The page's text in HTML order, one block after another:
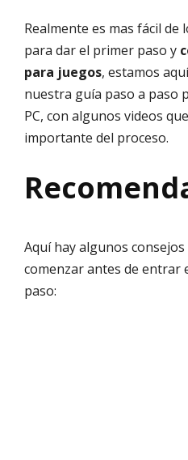
Realmente es mas fácil de
para dar el primer paso y
para juegos, estamos
nuestra guía paso a paso
PC, con algunos videos
importante del proceso.
Aquí hay algunos
comenzar antes de entrar
paso: